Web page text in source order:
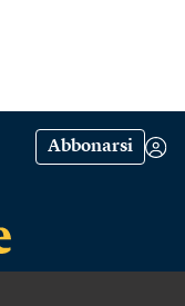
Abbonarsi